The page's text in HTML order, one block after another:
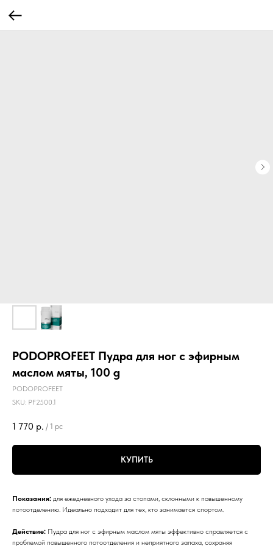
PODOPROFEET Пудра для ног с эфирным
маслом мяты, 100 g
PODOPROFEET
SKU: PF2500.1
1 770 р. / 1 pc
КУПИТЬ
Показания: для ежедневного ухода за стопами, склонными к повышенному
потоотделению. Идеально подходит для тех, кто занимается спортом.
Действие: Пудра для ног с эфирным маслом мяты эффективно справляется с
проблемой повышенного потоотделения и неприятного запаха, сохраняя